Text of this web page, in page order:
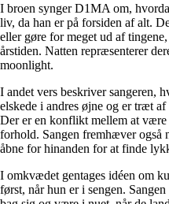
I broen synger D1MA om,
liv, da han er på forsiden af alt.
eller gøre for meget ud af
årstiden. Natten repræsenterer
moonlight.
I andet vers beskriver sangeren,
elskede i andres øjne og er træt af
Der er en konflikt mellem at
forhold. Sangen fremhæver
åbne for hinanden for at finde
I omkvædet gentages idéen om
først, når hun er i sengen.